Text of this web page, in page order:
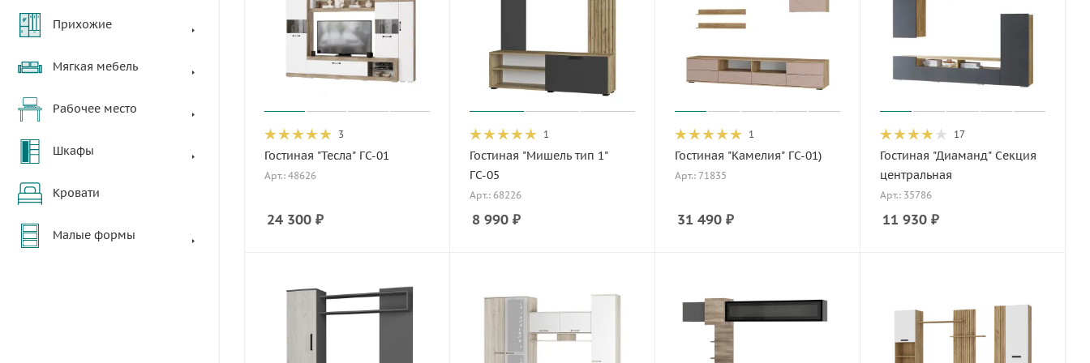
Прихожие
Мягкая мебель
Рабочее место
Шкафы
Кровати
Малые формы
3
Гостиная "Тесла" ГС-01
Арт.: 48626
24 300 ₽
1
Гостиная "Мишель тип 1"
ГС-05
Арт.: 68226
8 990 ₽
1
Гостиная "Камелия" ГС-01)
Арт.: 71835
31 490 ₽
17
Гостиная "Диаманд" Секция
центральная
Арт.: 35786
11 930 ₽